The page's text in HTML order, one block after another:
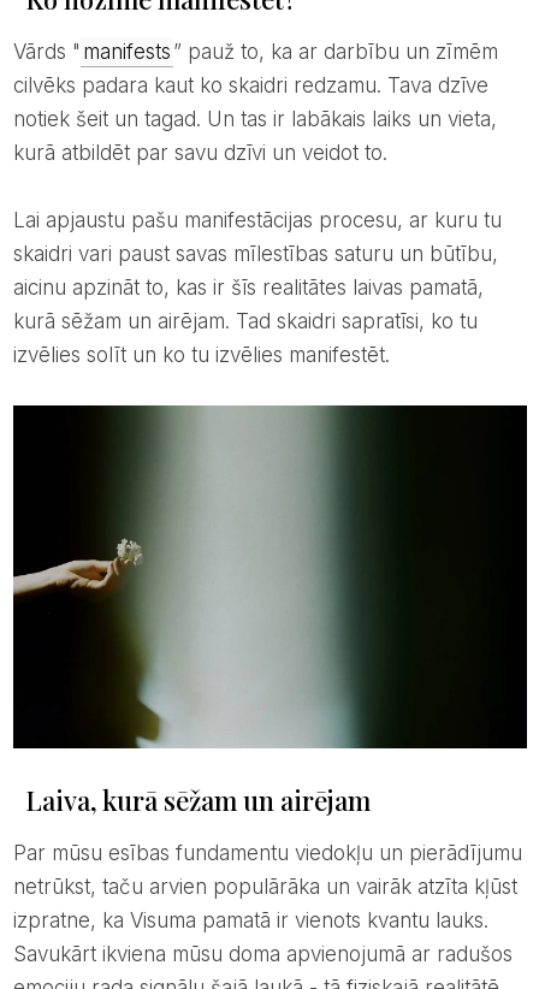
Vārds " manifests ” pauž to, ka ar darbību un zīmēm
cilvēks padara kaut ko skaidri redzamu. Tava dzīve
notiek šeit un tagad. Un tas ir labākais laiks un vieta,
kurā atbildēt par savu dzīvi un veidot to.
Lai apjaustu pašu manifestācijas procesu, ar kuru tu
skaidri vari paust savas mīlestības saturu un būtību,
aicinu apzināt to, kas ir šīs realitātes laivas pamatā,
kurā sēžam un airējam. Tad skaidri sapratīsi, ko tu
izvēlies solīt un ko tu izvēlies manifestēt.
Laiva, kurā sēžam un airējam
Par mūsu esības fundamentu viedokļu un pierādījumu
netrūkst, taču arvien populārāka un vairāk atzīta kļūst
izpratne, ka Visuma pamatā ir vienots kvantu lauks.
Savukārt ikviena mūsu doma apvienojumā ar radušos